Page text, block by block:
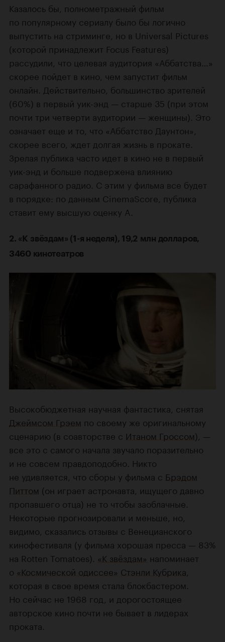
Казалось бы, полнометражный фильм
по популярному сериалу было бы логично
выпустить на стриминге, но в Universal Pictures
(которой принадлежит Focus Features)
рассудили, что целевая аудитория «Аббатства…»
скорее пойдет в кино, чем запустит фильм
онлайн. Действительно, большинство зрителей
(60%) в первый уик-энд — старше 35 (при этом
почти три четверти аудитории — женщины). Это
означает еще и то, что «Аббатство Даунтон»,
скорее всего, ждет долгая жизнь в прокате.
Зрелая публика часто идет в кино не в первый
уик-энд и больше подвержена влиянию
сарафанного радио. С этим у фильма все будет
в порядке: по данным CinemaScore, публика
ставит ему высшую оценку A.
2. «К звёздам» (1-я неделя), 19,2 млн долларов,
3460 кинотеатров
Высокобюджетная научная фантастика, снятая
Джеймсом Грэем по своему же оригинальному
сценарию (в соавторстве с Итаном Гроссом), —
все это с самого начала звучало поразительно
и не совсем правдоподобно. Никто
не удивляется, что сборы у фильма с Брэдом
Питтом (он играет астронавта, ищущего давно
пропавшего отца) не то чтобы заоблачные.
Некоторые прогнозировали и меньше, но,
видимо, сказались отзывы с Венецианского
кинофестиваля (у фильма хорошая пресса — 83%
на Rotten Tomatoes). «К звёздам» напоминает
о «Космической одиссее» Стэнли Кубрика
которая в свое время стала блокбастером.
Но сейчас не 1968 год, и дорогостоящее
авторское кино почти не бывает в лидерах
проката.